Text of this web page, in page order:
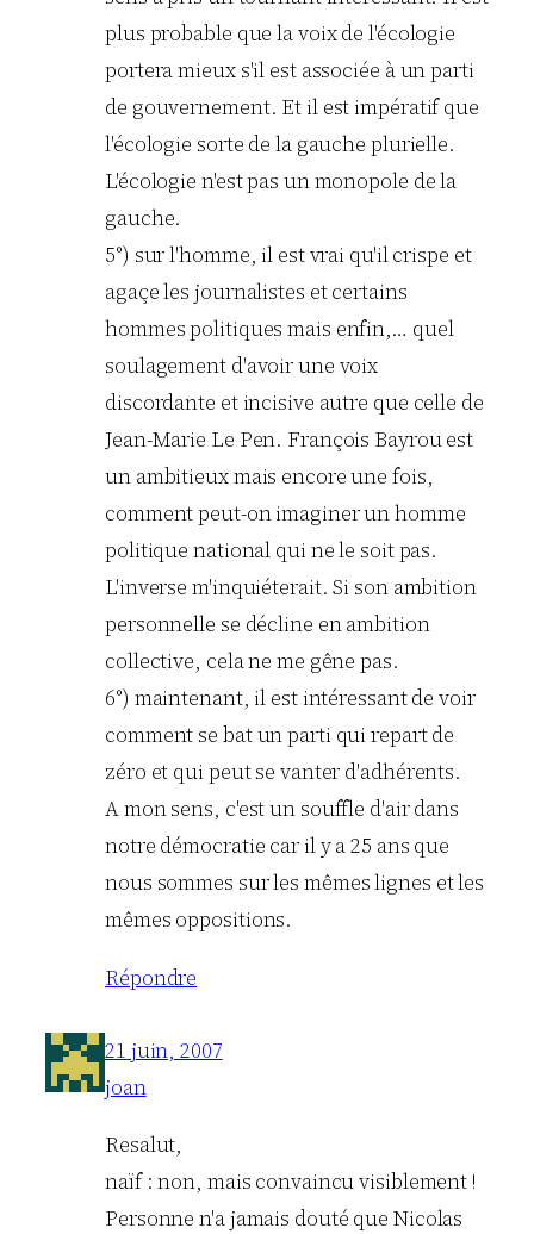
plus probable que la voix de l'écologie
portera mieux s'il est associée à un parti
de gouvernement. Et il est impératif que
l'écologie sorte de la gauche plurielle.
L'écologie n'est pas un monopole de la
gauche.
5°) sur l'homme, il est vrai qu'il crispe et
agaçe les journalistes et certains
hommes politiques mais enfin,… quel
soulagement d'avoir une voix
discordante et incisive autre que celle de
Jean-Marie Le Pen. François Bayrou est
un ambitieux mais encore une fois,
comment peut-on imaginer un homme
politique national qui ne le soit pas.
L'inverse m'inquiéterait. Si son ambition
personnelle se décline en ambition
collective, cela ne me gêne pas.
6°) maintenant, il est intéressant de voir
comment se bat un parti qui repart de
zéro et qui peut se vanter d'adhérents.
A mon sens, c'est un souffle d'air dans
notre démocratie car il y a 25 ans que
nous sommes sur les mêmes lignes et les
mêmes oppositions.
Répondre
21 juin, 2007
joan
Resalut,
naïf : non, mais convaincu visiblement !
Personne n'a jamais douté que Nicolas